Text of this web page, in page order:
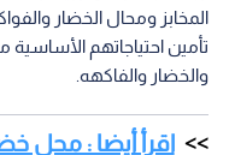
المخابز ومحال الخضار
تأمين احتياجاتهم الأساسية
والخضار والفاكهه.
اقرأ أيضا : محل